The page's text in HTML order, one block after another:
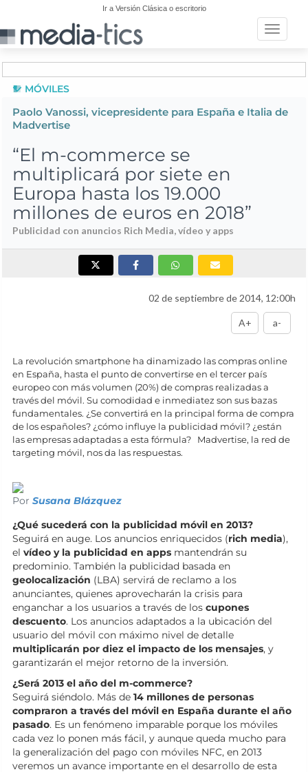
Ir a Versión Clásica o escritorio
Toggle
MÓVILES
Paolo Vanossi, vicepresidente para España e Italia de
Madvertise
“El m-commerce se
multiplicará por siete en
Europa hasta los 19.000
millones de euros en 2018”
Publicidad con anuncios Rich Media, vídeo y apps
02 de septiembre de 2014, 12:00h
A+ a-
La revolución smartphone ha dinamizado las compras online
en España, hasta el punto de convertirse en el tercer país
europeo con más volumen (20%) de compras realizadas a
través del móvil. Su comodidad e inmediatez son sus bazas
fundamentales. ¿Se convertirá en la principal forma de compra
de los españoles? ¿cómo influye la publicidad móvil? ¿están
las empresas adaptadas a esta fórmula? Madvertise, la red de
targeting móvil, nos da las respuestas.
Por Susana Blázquez
¿Qué sucederá con la publicidad móvil en 2013?
Seguirá en auge. Los anuncios enriquecidos (rich media),
el vídeo y la publicidad en apps mantendrán su
predominio. También la publicidad basada en
geolocalización (LBA) servirá de reclamo a los
anunciantes, quienes aprovecharán la crisis para
enganchar a los usuarios a través de los cupones
descuento. Los anuncios adaptados a la ubicación del
usuario del móvil con máximo nivel de detalle
multiplicarán por diez el impacto de los mensajes, y
garantizarán el mejor retorno de la inversión.
¿Será 2013 el año del m-commerce?
Seguirá siéndolo. Más de 14 millones de personas
compraron a través del móvil en España durante el año
pasado. Es un fenómeno imparable porque los móviles
cada vez lo ponen más fácil, y aunque queda mucho para
la generalización del pago con móviles NFC, en 2013
veremos un avance importante en el desarrollo de esta